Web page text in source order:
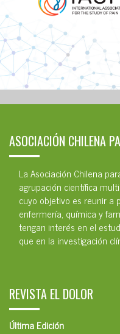
ASOCIACIÓN CHILENA
La Asociación Chilena
agrupación científica
cuyo objetivo es reunir a
enfermería, química y
tengan interés en el
que en la investigación
REVISTA EL DOLOR
Última Edición